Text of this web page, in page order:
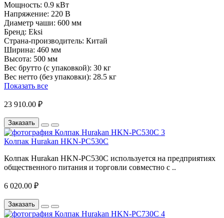
Мощность: 0.9 кВт
Напряжение: 220 В
Диаметр чаши: 600 мм
Бренд: Eksi
Страна-производитель: Китай
Ширина: 460 мм
Высота: 500 мм
Вес брутто (с упаковкой): 30 кг
Вес нетто (без упаковки): 28.5 кг
Показать все
23 910.00 ₽
Заказать
Колпак Hurakan HKN-PC530C
Колпак Hurakan HKN-PC530C используется на предприятиях
общественного питания и торговли совместно с ..
6 020.00 ₽
Заказать